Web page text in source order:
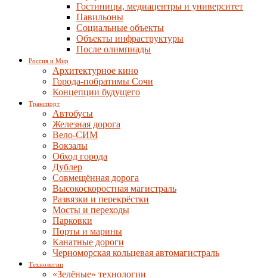
Гостиницы, медиацентры и университет
Павильоны
Социальные объекты
Объекты инфраструктуры
После олимпиады
Россия и Мир
Архитектурное кино
Города-побратимы Сочи
Концепции будущего
Транспорт
Автобусы
Железная дорога
Вело-СИМ
Вокзалы
Обход города
Дублер
Совмещённая дорога
Высокоскоростная магистраль
Развязки и перекрёстки
Мосты и переходы
Парковки
Порты и марины
Канатные дороги
Черноморская кольцевая автомагистраль
Технологии
«Зелёные» технологии